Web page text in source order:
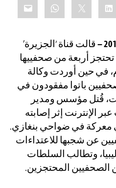
LinkedIn
قالت قناة ‘الجزيرة’
تحتجز أربعة من صحفييها
في حين أوردت وكالة
صحفيين باتوا مفقودون في
قُتل مؤسس ومدير
الإنترنت إثر إصابته
معركة في ضواحي بنغازي.
عن شجبها للاعتداءات
وتطالب السلطات
الصحفيين المحتجزين.